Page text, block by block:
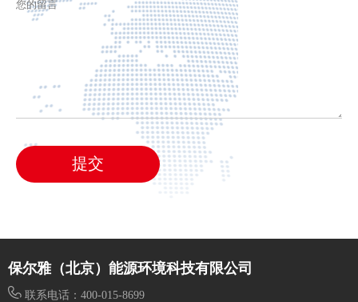
提交
保尔雅（北京）能源环境科技有限公司
联系电话：400-015-8699